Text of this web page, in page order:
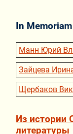
In Memoriam
Манн Юрий
Зайцева
Щербаков
Из истории
литературы